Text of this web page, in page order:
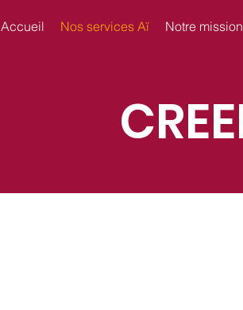
Accueil Nos services Aï Notre mission